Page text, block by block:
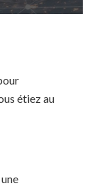
étiez au